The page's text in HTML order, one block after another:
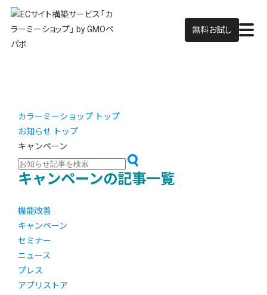
無料お試し
カラーミーショップ トップ
お知らせ トップ
キャンペーン
キャンペーンの記事一覧
機能改善
キャンペーン
セミナー
ニュース
プレス
アプリストア